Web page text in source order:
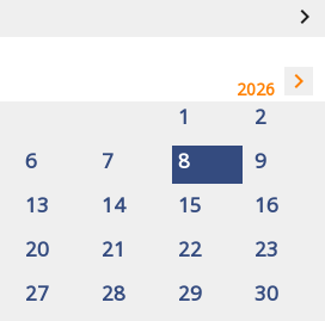
navigate_next
2026 navigate_next
1
2
6 7 8
9
13 14 15
16
20 21 22
23
27 28 29
30